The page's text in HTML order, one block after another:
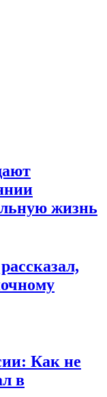
жизнь
Как не
в